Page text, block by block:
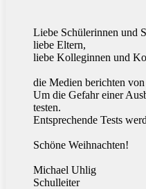
Liebe Schülerinnen und
liebe Eltern,
liebe Kolleginnen und
die Medien berichten
Um die Gefahr einer
testen.
Entsprechende Tests
Schöne Weihnachten!
Michael Uhlig
Schulleiter